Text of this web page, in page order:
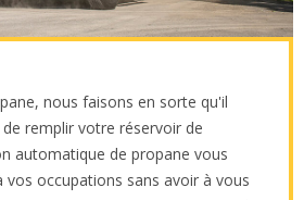
nous faisons en sorte qu'il
remplir votre réservoir de
automatique de propane vous
vos occupations sans avoir à vous